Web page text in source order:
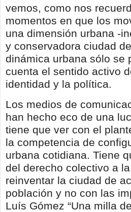
vemos, como nos
momentos en que los
una dimensión urbana -
y conservadora ciudad
dinámica urbana sólo se
cuenta el sentido activo
identidad y la política.
Los medios de
han hecho eco de una
tiene que ver con el
la competencia de
urbana cotidiana. Tiene
del derecho colectivo a
reinventar la ciudad de
población y no con las
Luís Gómez “Una milla